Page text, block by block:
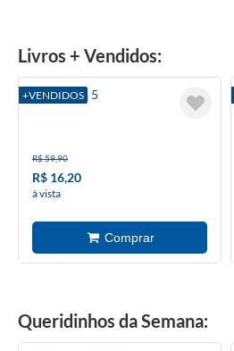
Livros + Vendidos:
+VENDIDOS
A Fortuna 5
R$ 59,90
R$ 16,20
à vista
Queridinhos da Semana: